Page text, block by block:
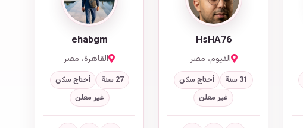
HsHA76
الفيوم، مصر
31 سنة
أحتاج سكن
غير معلن
ehabgm
القاهرة، مصر
27 سنة
أحتاج سكن
غير معلن